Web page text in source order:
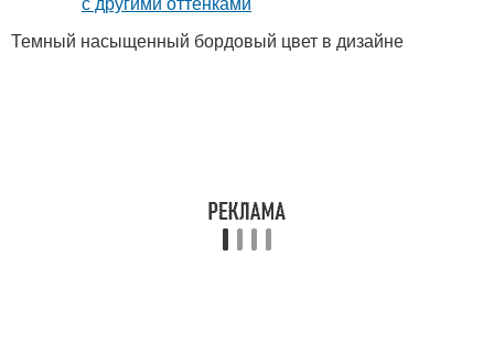
Темный насыщенный бордовый цвет в дизайне